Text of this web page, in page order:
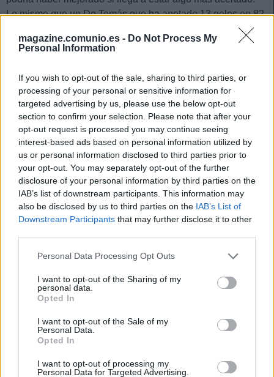
magazine.comunio.es - Do Not Process My
Personal Information
If you wish to opt-out of the sale, sharing to third parties, or
processing of your personal or sensitive information for
targeted advertising by us, please use the below opt-out
section to confirm your selection. Please note that after your
opt-out request is processed you may continue seeing
interest-based ads based on personal information utilized by
us or personal information disclosed to third parties prior to
your opt-out. You may separately opt-out of the further
disclosure of your personal information by third parties on the
IAB’s list of downstream participants. This information may
also be disclosed by us to third parties on the IAB’s List of
Downstream Participants that may further disclose it to other
Please note that this website/app uses one or more Google
not limited to your visit or usage behaviour. You may click to
grant or deny consent to Google and its third-party tags to
use your data for below specified purposes in below Google
consent section.
Personal Data Processing Opt Outs
I want to opt-out of the Sharing of my
personal data.
Opted In
I want to opt-out of the Sale of my
Personal Data.
Opted In
I want to opt-out of processing my
Personal Data for Targeted Advertising.
Lo mismo que un De Tomás que ha anotado 13 goles en 82
Memphis Depay y Vinícius Júnior, con 9 ocasiones claras
El neerlandés, baja desde la jornada 20, ha anotado 8 goles
en 43 tiros, mientras que el brasileño ha marcado 13 en 60
remates.
Actualidad Comunio: ¡La última hora de la jornada
26!
Diego Carlos se lesionó en la
Europa League, mientras que
Januzaj recayó de sus problemas
musculares. Repasamos las
noticias de última hora de la
jornada 26 para que puedas
de la mejor forma posible.
La falta de puntería de Mina, Lucas Pérez y Budimir
Además de Rafa Mir o Memphis, hay bastante jugadores
anotados. Un ejemplo esSanti Mina, quien ha anotado 7